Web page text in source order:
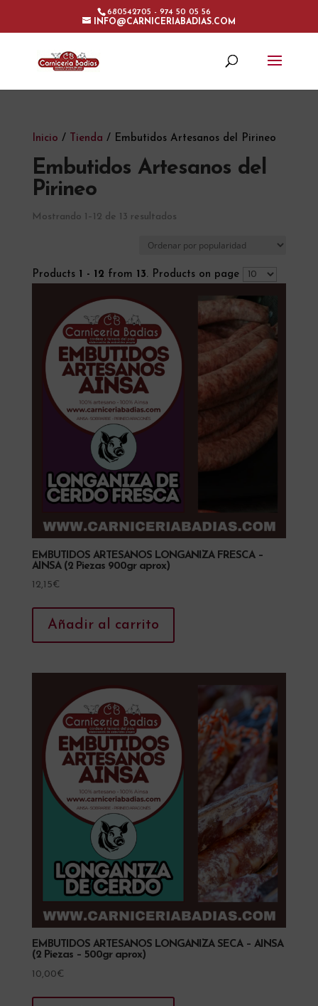
680542705 - 974 50 05 56
INFO@CARNICERIABADIAS.COM
Inicio / Tienda / Embutidos Artesanos del Pirineo
Embutidos Artesanos del
Pirineo
Mostrando 1–12 de 13 resultadosOrdenado
popularidad
Products 1 - 12 from 13. Products on page
EMBUTIDOS ARTESANOS LONGANIZA FRESCA –
AINSA (2 Piezas 900gr aprox)
12,15€
Añadir al carrito
EMBUTIDOS ARTESANOS LONGANIZA SECA – AINSA
(2 Piezas – 500gr aprox)
10,00€